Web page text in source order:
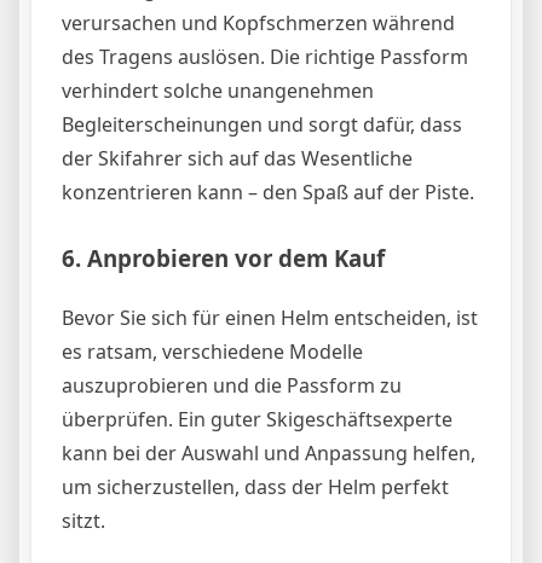
verursachen und Kopfschmerzen während
des Tragens auslösen. Die richtige Passform
verhindert solche unangenehmen
Begleiterscheinungen und sorgt dafür, dass
der Skifahrer sich auf das Wesentliche
konzentrieren kann – den Spaß auf der Piste.
6. Anprobieren vor dem Kauf
Bevor Sie sich für einen Helm entscheiden, ist
es ratsam, verschiedene Modelle
auszuprobieren und die Passform zu
überprüfen. Ein guter Skigeschäftsexperte
kann bei der Auswahl und Anpassung helfen,
um sicherzustellen, dass der Helm perfekt
sitzt.